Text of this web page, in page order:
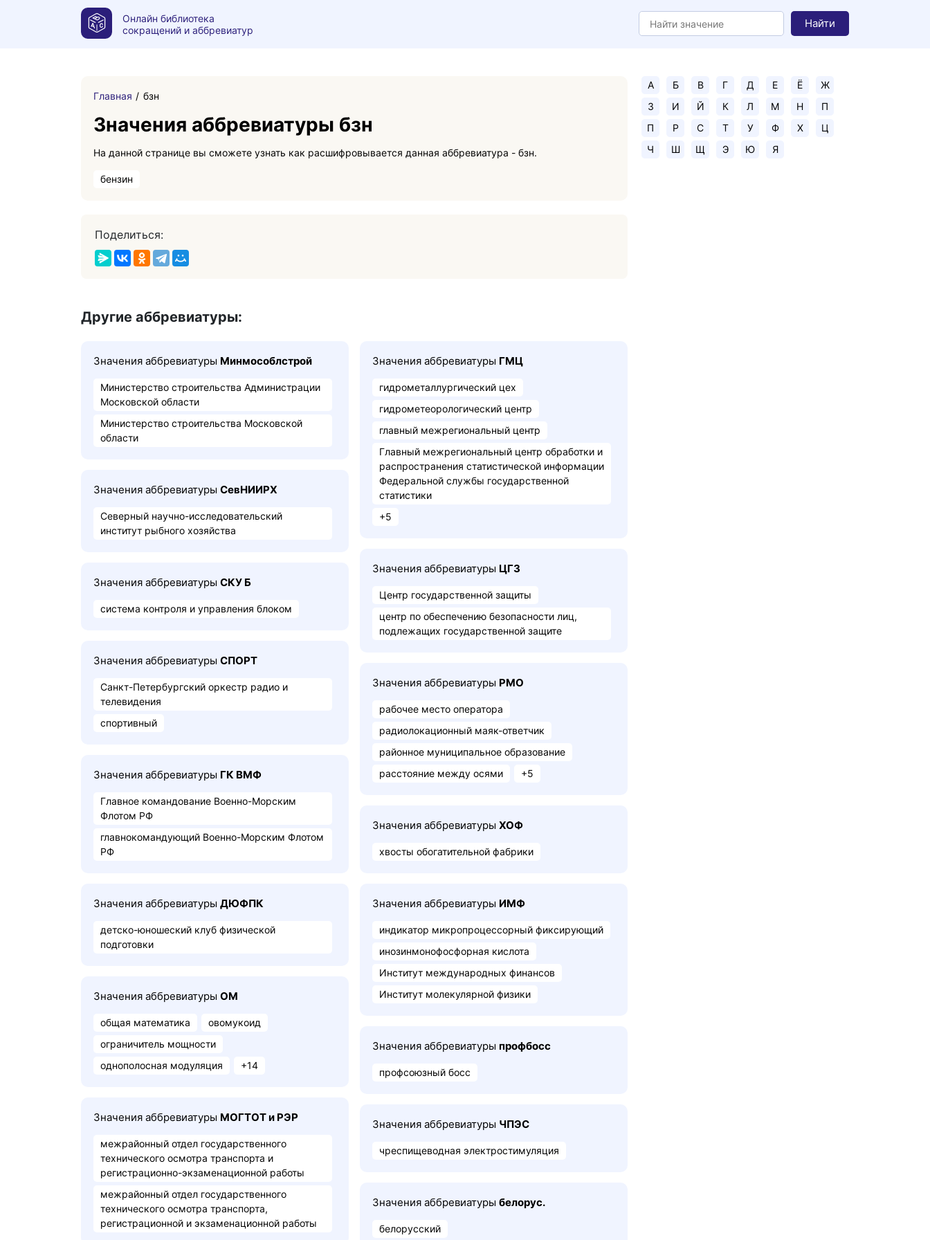
Онлайн библиотека
сокращений и аббревиатур
Найти
Главная бзн
Значения аббревиатуры бзн
На данной странице вы сможете узнать как расшифровывается данная аббревиатура - бзн.
бензин
Поделиться:
Другие аббревиатуры:
Значения аббревиатуры Минмособлстрой
Министерство строительства Администрации
Московской области
Министерство строительства Московской
области
Значения аббревиатуры СевНИИРХ
Северный научно-исследовательский
институт рыбного хозяйства
Значения аббревиатуры СКУ Б
система контроля и управления блоком
Значения аббревиатуры СПОРТ
Санкт-Петербургский оркестр радио и
телевидения
спортивный
Значения аббревиатуры ГК ВМФ
Главное командование Военно-Морским
Флотом РФ
главнокомандующий Военно-Морским Флотом
РФ
Значения аббревиатуры ДЮФПК
детско-юношеский клуб физической
подготовки
Значения аббревиатуры ОМ
общая математика
овомукоид
ограничитель мощности
однополосная модуляция
+14
Значения аббревиатуры МОГТОТ и РЭР
межрайонный отдел государственного
технического осмотра транспорта и
регистрационно-экзаменационной работы
межрайонный отдел государственного
технического осмотра транспорта,
регистрационной и экзаменационной работы
Значения аббревиатуры ГМЦ
гидрометаллургический цех
гидрометеорологический центр
главный межрегиональный центр
Главный межрегиональный центр обработки и
распространения статистической информации
Федеральной службы государственной
статистики
+5
Значения аббревиатуры ЦГЗ
Центр государственной защиты
центр по обеспечению безопасности лиц,
подлежащих государственной защите
Значения аббревиатуры РМО
рабочее место оператора
радиолокационный маяк-ответчик
районное муниципальное образование
расстояние между осями
+5
Значения аббревиатуры ХОФ
хвосты обогатительной фабрики
Значения аббревиатуры ИМФ
индикатор микропроцессорный фиксирующий
инозинмонофосфорная кислота
Институт международных финансов
Институт молекулярной физики
Значения аббревиатуры профбосс
профсоюзный босс
Значения аббревиатуры ЧПЭС
чреспищеводная электростимуляция
Значения аббревиатуры белорус.
белорусский
А Б В Г Д Е Ё
Ж
З
И Й К Л М Н
П
П
Р С Т У Ф Х
Ц
Ч
Ш Щ Э Ю Я